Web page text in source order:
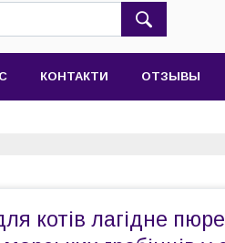
КОНТАКТИ ОТЗЫВЫ
котів лагідне